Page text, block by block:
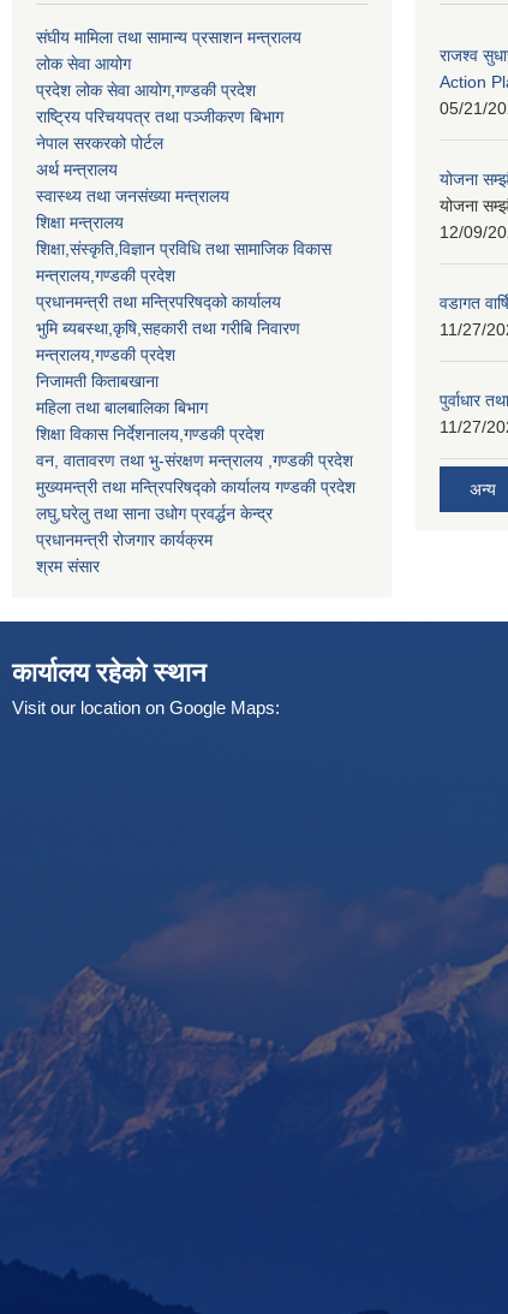
संघीय मामिला तथा सामान्य प्रसाशन मन्त्रालय
लोक सेवा आयोग
प्रदेश लोक सेवा आयोग,गण्डकी प्रदेश
राष्ट्रिय परिचयपत्र तथा पञ्जीकरण बिभाग
नेपाल सरकरको पोर्टल
अर्थ मन्त्रालय
स्वास्थ्य तथा जनसंख्या मन्त्रालय
शिक्षा मन्त्रालय
शिक्षा,संस्कृति,विज्ञान प्रविधि तथा सामाजिक विकास
मन्त्रालय,गण्डकी प्रदेश
प्रधानमन्त्री तथा मन्त्रिपरिषद्को कार्यालय
भुमि ब्यबस्था,कृषि,सहकारी तथा गरीबि निवारण
मन्त्रालय,गण्डकी प्रदेश
निजामती किताबखाना
महिला तथा बालबालिका बिभाग
शिक्षा विकास निर्देशनालय,गण्डकी प्रदेश
वन, वातावरण तथा भु-संरक्षण मन्त्रालय ,गण्डकी प्रदेश
मुख्यमन्त्री तथा मन्त्रिपरिषद्को कार्यालय गण्डकी प्रदेश
लघु,घरेलु तथा साना उधोग प्रवर्द्धन केन्द्र
प्रधानमन्त्री रोजगार कार्यक्रम
श्रम संसार
राजश्व
Action
05/21/
योजना
योजना
12/09/
वडागत
11/27/
पुर्वाधार
11/27/
अन्य
कार्यालय रहेको स्थान
Visit our location on Google Maps: